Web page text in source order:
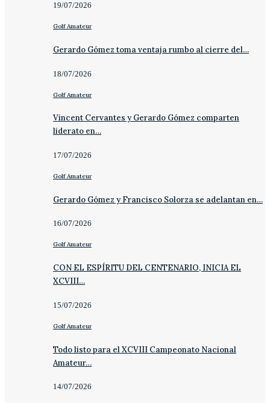
19/07/2026
Golf Amateur
Gerardo Gómez toma ventaja rumbo al cierre del…
18/07/2026
Golf Amateur
Vincent Cervantes y Gerardo Gómez comparten
liderato en…
17/07/2026
Golf Amateur
Gerardo Gómez y Francisco Solorza se adelantan en…
16/07/2026
Golf Amateur
CON EL ESPÍRITU DEL CENTENARIO, INICIA EL
XCVIII…
15/07/2026
Golf Amateur
Todo listo para el XCVIII Campeonato Nacional
Amateur…
14/07/2026